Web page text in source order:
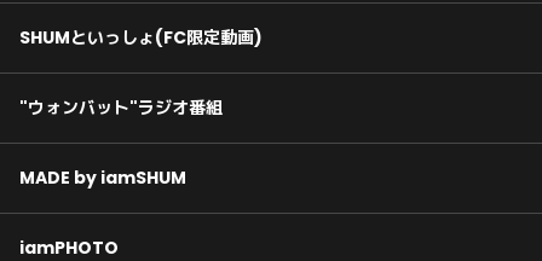
SHUMといっしょ(FC限定動画)
"ウォンバット"ラジオ番組
MADE by iamSHUM
iamPHOTO